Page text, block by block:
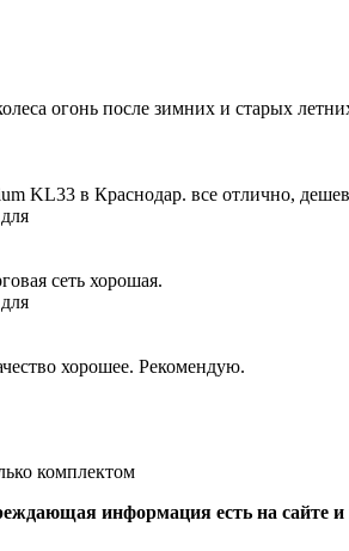
огонь после зимних и старых
KL33 в Краснодар. все отлично,
сеть хорошая.
хорошее. Рекомендую.
комплектом
информация есть на сайте и